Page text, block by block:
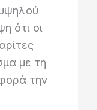
ότι οι
με τη
την